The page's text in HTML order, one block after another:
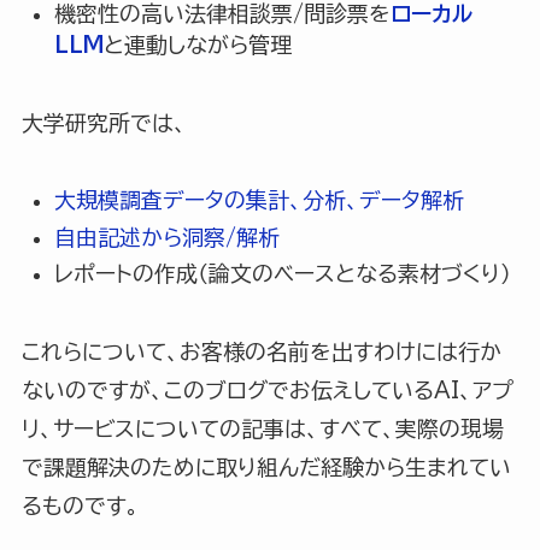
機密性の高い法律相談票/問診票を ローカル
LLM と連動しながら管理
大学研究所では、
大規模調査データの集計、分析、データ解析
自由記述から洞察/解析
レポートの作成（論文のベースとなる素材づくり）
これらについて、お客様の名前を出すわけには行か
ないのですが、このブログでお伝えしているAI、アプ
リ、サービスについての記事は、すべて、実際の現場
で課題解決のために取り組んだ経験から生まれてい
るものです。